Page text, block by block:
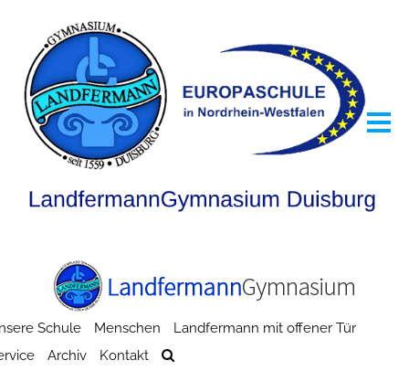
Schule Menschen
Landfermann mit offener Tür
Archiv Kontakt